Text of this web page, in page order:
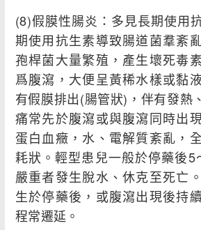
(8)假膜性腸炎：多見長期使用
期使用抗生素導致腸道菌羣紊
孢桿菌大量繁殖，產生壞死毒
爲腹瀉，大便呈黃稀水樣或黏
有假膜排出(腸管狀)，伴有發熱
痛常先於腹瀉或與腹瀉同時出
蛋白血癥，水、電解質紊亂，
耗狀。輕型患兒一般於停藥後5
嚴重者發生脫水、休克至死亡
生於停藥後，或腹瀉出現後持
程常遷延。